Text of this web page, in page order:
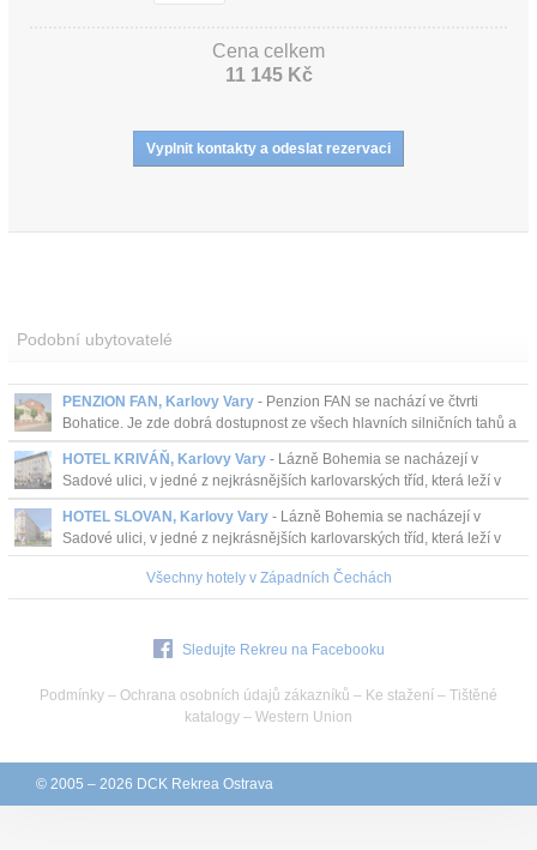
Cena celkem
11 145 Kč
Podobní ubytovatelé
PENZION FAN, Karlovy Vary - Penzion FAN se nachází ve čtvrti
Bohatice. Je zde dobrá dostupnost ze všech hlavních silničních tahů a
dosažitelnost centra i lázeňské ...
HOTEL KRIVÁŇ, Karlovy Vary - Lázně Bohemia se nacházejí v
Sadové ulici, v jedné z nejkrásnějších karlovarských tříd, která leží v
těsné blízkosti světoznámých kolon...
HOTEL SLOVAN, Karlovy Vary - Lázně Bohemia se nacházejí v
Sadové ulici, v jedné z nejkrásnějších karlovarských tříd, která leží v
těsné blízkosti světoznámých kolon...
Všechny hotely v Západních Čechách
Sledujte Rekreu na Facebooku
Podmínky – Ochrana osobních údajů zákazníků – Ke stažení – Tištěné
katalogy – Western Union
© 2005 – 2026 DCK Rekrea Ostrava